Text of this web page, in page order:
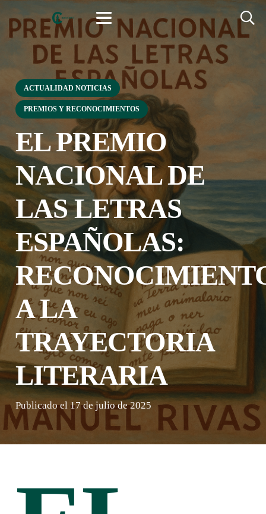
ACTUALIDAD NOTICIAS
PREMIOS Y RECONOCIMIENTOS
EL PREMIO
NACIONAL DE
LAS LETRAS
ESPAÑOLAS:
A LA
TRAYECTORIA
LITERARIA
Publicado el 17 de julio de 2025